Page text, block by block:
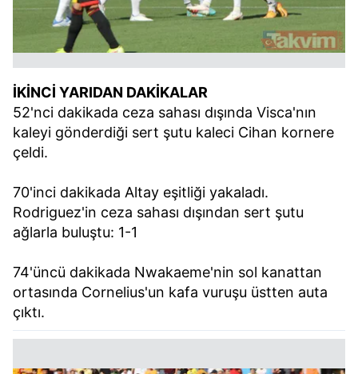
İKİNCİ YARIDAN DAKİKALAR
52'nci dakikada ceza sahası dışında Visca'nın
kaleyi gönderdiği sert şutu kaleci Cihan kornere
çeldi.
70'inci dakikada Altay eşitliği yakaladı.
Rodriguez'in ceza sahası dışından sert şutu
ağlarla buluştu: 1-1
74'üncü dakikada Nwakaeme'nin sol kanattan
ortasında Cornelius'un kafa vuruşu üstten auta
çıktı.